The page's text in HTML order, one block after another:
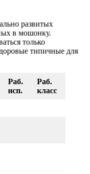
развитых
в мошонку.
только
типичные для
Раб.
исп.
Раб.
класс